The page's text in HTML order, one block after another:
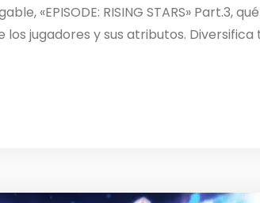
«EPISODE: RISING STARS» Part.3,
jugadores y sus atributos. Diversifica